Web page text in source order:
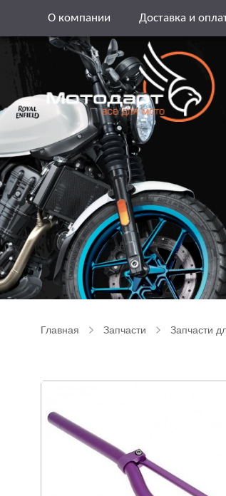
О компании Доставка и
Главная Запчасти Запчасти